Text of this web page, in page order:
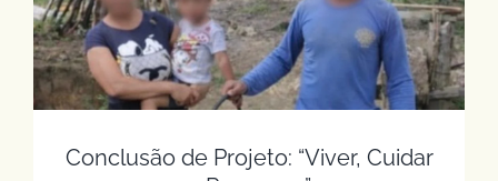
Conclusão de Projeto: “Viver, Cuidar e
Preservar”
Conclusão de Projeto: “Viver, Cuidar